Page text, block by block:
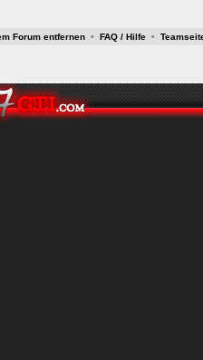
Forum entfernen • FAQ / Hilfe •